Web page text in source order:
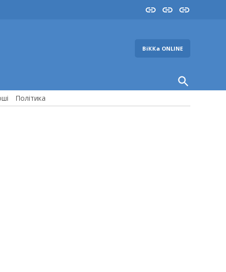
InstaYouTube
FB
ВіККа ONLINE
Open
Search
Політика